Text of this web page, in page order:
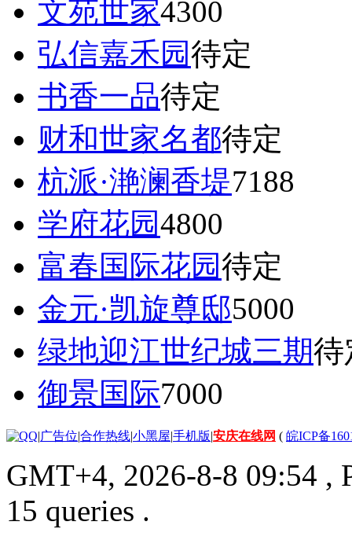
文苑世家4300
弘信嘉禾园待定
书香一品待定
财和世家名都待定
杭派·滟澜香堤7188
学府花园4800
富春国际花园待定
金元·凯旋尊邸5000
绿地迎江世纪城三期待
御景国际7000
|广告位|合作热线|小黑屋|手机版|安庆在线网 ( 皖ICP备
GMT+4, 2026-8-8 09:54 ,
15 queries .